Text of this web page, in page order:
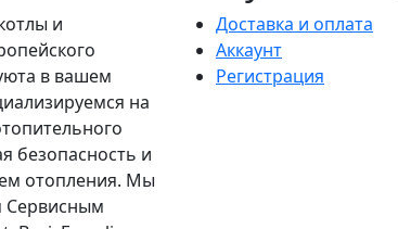
и
в вашем
на
безопасность и
отопления. Мы
Сервисным
Доставка и оплата
Аккаунт
Регистрация